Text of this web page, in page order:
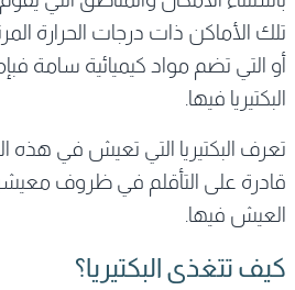
تلك الأماكن ذات درجات الحرارة
أو التي تضم مواد كيميائية سامة
البكتيريا فيها.
تعرف البكتيريا التي تعيش في هذه
قادرة على التأقلم في ظروف
العيش فيها.
كيف تتغذى البكتيريا؟